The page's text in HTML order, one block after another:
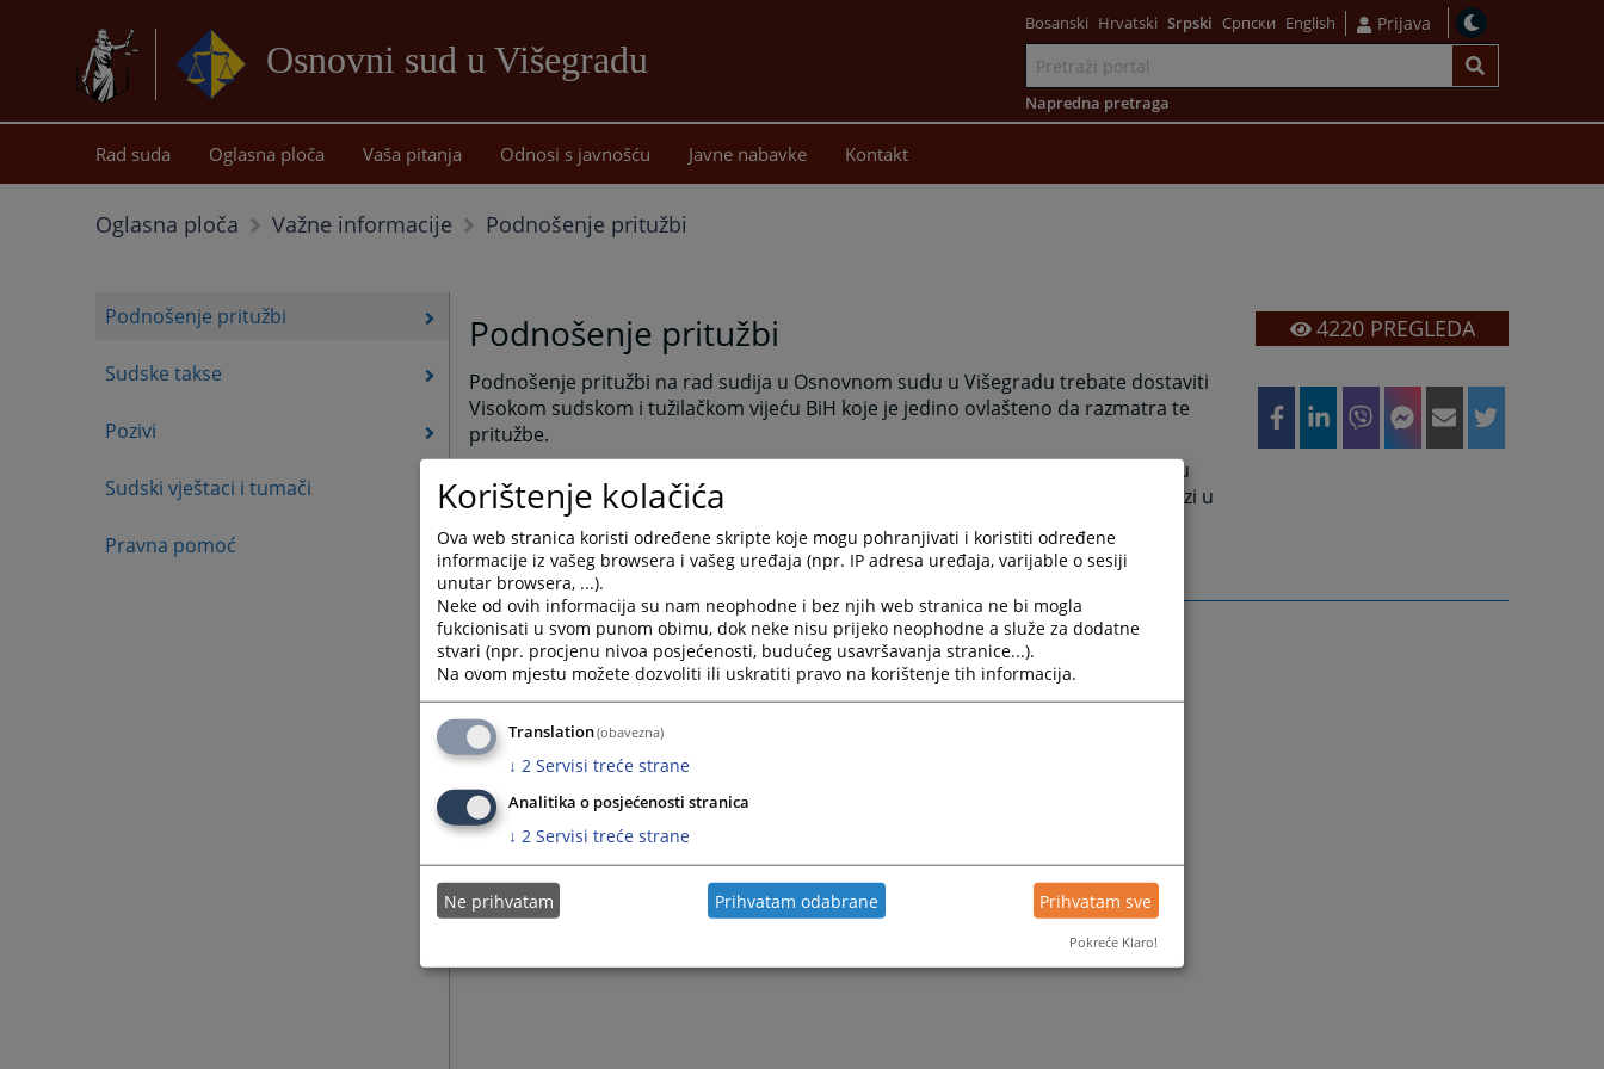
Osnovni sud u Višegradu
sadržaj
Bosanski Hrvatski Srpski Српски English Prijava
Napredna pretraga
Rad suda Oglasna ploča Vaša pitanja Odnosi s javnošću Javne nabavke Kontakt
Oglasna ploča Važne informacije Podnošenje pritužbi
Podnošenje pritužbi
Sudske takse
Pozivi
Sudski vještaci i tumači
Pravna pomoć
Podnošenje pritužbi
Podnošenje pritužbi na rad sudija u Osnovnom sudu u Višegradu trebate dostaviti
Visokom sudskom i tužilačkom vijeću BiH koje je jedino ovlašteno da razmatra te
pritužbe.
Ostale predstavke, pritužbe i sugestije koje se odnose na rad suda i zaposlenih u
Osnovnom sudu u Višegradu stranke mogu lično ostaviti u sandučić koji se nalazi u
holu prizemlja zgrade Osnovnog suda u Višegradu.
4220PREGLEDA
Korištenje kolačića
Ova web stranica koristi određene skripte koje mogu pohranjivati i koristiti određene
informacije iz vašeg browsera i vašeg uređaja (npr. IP adresa uređaja, varijable o sesiji
unutar browsera, ...).
Neke od ovih informacija su nam neophodne i bez njih web stranica ne bi mogla
fukcionisati u svom punom obimu, dok neke nisu prijeko neophodne a služe za dodatne
stvari (npr. procjenu nivoa posjećenosti, budućeg usavršavanja stranice...).
Na ovom mjestu možete dozvoliti ili uskratiti pravo na korištenje tih informacija.
Translation(obavezna)
↓ 2 Servisi treće strane
Analitika o posjećenosti stranica
↓ 2 Servisi treće strane
Ne prihvatam Prihvatam odabrane Prihvatam sve
Pokreće Klaro!